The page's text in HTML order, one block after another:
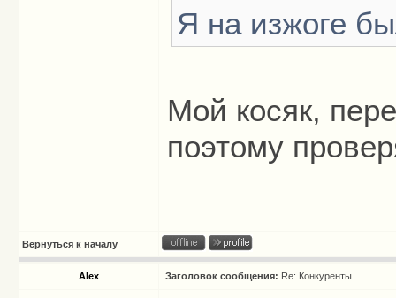
Я на изжоге
Мой косяк,
поэтому
Вернуться к началу
Alex Заголовок сообщения: Re: Конкуренты